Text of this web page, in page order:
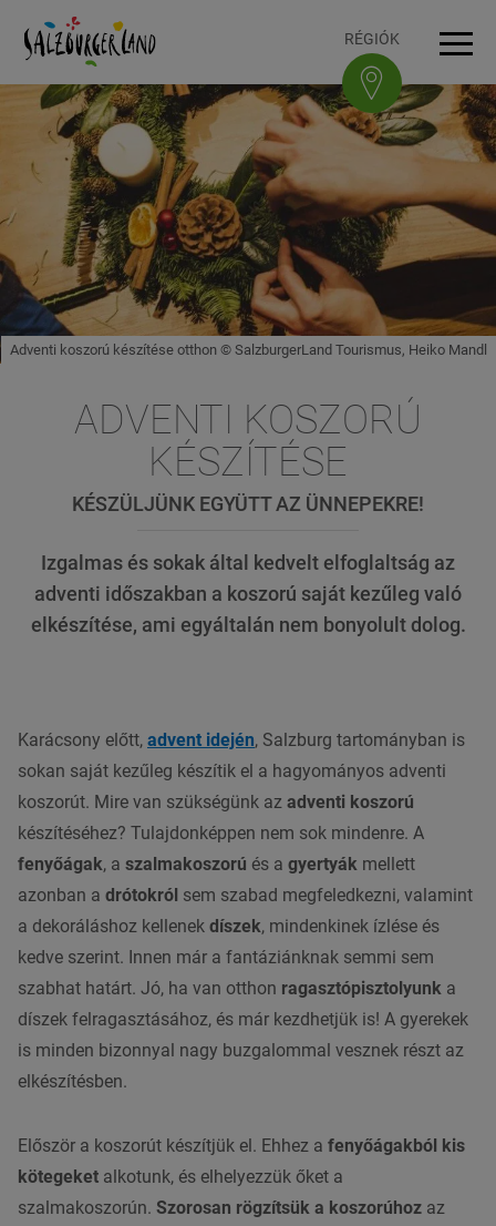
A tartalomhozAccesskey
[0]
A navigációhozAccesskey
[1]
Az oldal tetejéreAccesskey
[2]
A lábléchezAccesskey
[3] RÉGIÓK
Adventi koszorú készítése otthon © SalzburgerLand Tourismus, Heiko Mandl
ADVENTI KOSZORÚ
KÉSZÍTÉSE
KÉSZÜLJÜNK EGYÜTT AZ ÜNNEPEKRE!
Izgalmas és sokak által kedvelt elfoglaltság az
adventi időszakban a koszorú saját kezűleg való
elkészítése, ami egyáltalán nem bonyolult dolog.
Karácsony előtt, advent idején, Salzburg tartományban is
sokan saját kezűleg készítik el a hagyományos adventi
koszorút. Mire van szükségünk az adventi koszorú
készítéséhez? Tulajdonképpen nem sok mindenre. A
fenyőágak, a szalmakoszorú és a gyertyák mellett
azonban a drótokról sem szabad megfeledkezni, valamint
a dekoráláshoz kellenek díszek, mindenkinek ízlése és
kedve szerint. Innen már a fantáziánknak semmi sem
szabhat határt. Jó, ha van otthon ragasztópisztolyunk a
díszek felragasztásához, és már kezdhetjük is! A gyerekek
is minden bizonnyal nagy buzgalommal vesznek részt az
elkészítésben.
Először a koszorút készítjük el. Ehhez a fenyőágakból kis
kötegeket alkotunk, és elhelyezzük őket a
szalmakoszorún. Szorosan rögzítsük a koszorúhoz az